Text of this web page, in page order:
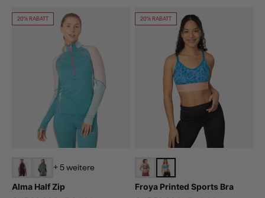
20% RABATT
+ 5 weitere
Alma Half Zip
20% RABATT
Froya Printed Sports Bra